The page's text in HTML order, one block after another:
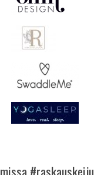
#raskauskeiju